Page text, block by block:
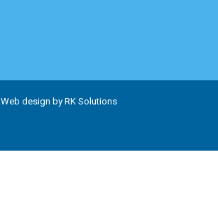
Web design by RK Solutions